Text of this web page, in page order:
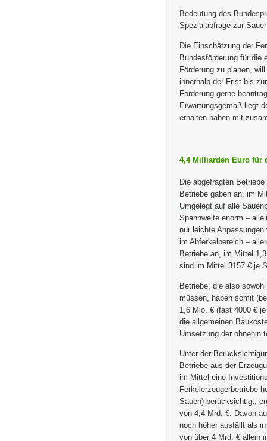
Bedeutung des
Spezialabfrage zur
Die Einschätzung der
Bundesförderung für die
Förderung zu planen,
innerhalb der Frist bis
Förderung gerne
Erwartungsgemäß liegt
erhalten haben mit
4,4 Milliarden Euro für
Die abgefragten
Betriebe gaben an, im
Umgelegt auf alle
Spannweite enorm –
nur leichte
im Abferkelbereich –
Betriebe an, im Mittel
sind im Mittel 3157 € je
Betriebe, die also
müssen, haben somit
1,6 Mio. € (fast 4000 €
die allgemeinen
Umsetzung der ohnehin
Unter der
Betriebe aus der
im Mittel eine
Ferkelerzeugerbetriebe
Sauen) berücksichtigt,
von 4,4 Mrd. €. Davon
noch höher ausfällt als
von über 4 Mrd. € allein